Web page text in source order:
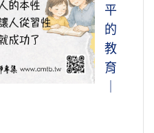
平
的
教
育